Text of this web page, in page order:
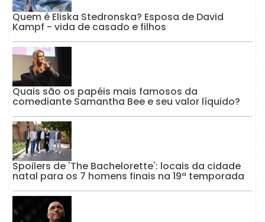
Quem é Eliska Stedronska? Esposa de David
Kampf - vida de casado e filhos
Quais são os papéis mais famosos da
comediante Samantha Bee e seu valor líquido?
Spoilers de 'The Bachelorette': locais da cidade
natal para os 7 homens finais na 19ª temporada